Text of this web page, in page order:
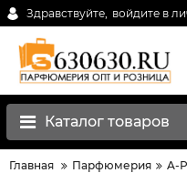
Здравствуйте, войдите в
Каталог товаров
Главная Парфюмерия A-